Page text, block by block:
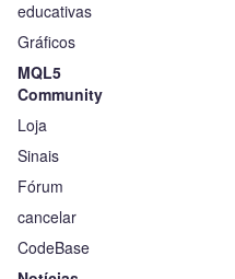
educativas
Gráficos
MQL5
Community
Loja
Sinais
Fórum
cancelar
CodeBase